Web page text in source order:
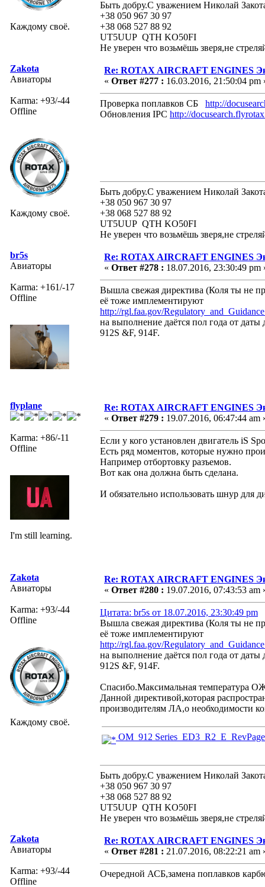
Каждому своё.
Быть добру.С уважением Николай
+38 050 967 30 97
+38 068 527 88 92
UT5UUP QTH KO50FI
Не уверен что возьмёшь зверя,не
Zakota
Авиаторы
Karma: +93/-44
Offline
Каждому своё.
Re: ROTAX AIRCRAFT ENGINES
« Ответ #277 : 16.03.2016, 21:50:04 pm
Проверка поплавков СБ http://
Обновления IPC http://
Быть добру.С уважением Николай
+38 050 967 30 97
+38 068 527 88 92
UT5UUP QTH KO50FI
Не уверен что возьмёшь зверя,не
br5s
Авиаторы
Karma: +161/-17
Offline
Re: ROTAX AIRCRAFT ENGINES
« Ответ #278 : 18.07.2016, 23:30:49 pm
Вышла свежая директива (Коля ты не
её тоже имплементируют
http://rgl.faa.gov/
на выполнение даётся пол года от
912S &F, 914F.
flyplane
Karma: +86/-11
Offline
I'm still learning.
Re: ROTAX AIRCRAFT ENGINES
« Ответ #279 : 19.07.2016, 06:47:44 am
Если у кого установлен двигатель iS
Есть ряд моментов, которые нужно
Например отбортовку разъемов.
Вот как она должна быть сделана.
И обязательно использовать шнур для
Zakota
Авиаторы
Karma: +93/-44
Offline
Каждому своё.
Re: ROTAX AIRCRAFT ENGINES
« Ответ #280 : 19.07.2016, 07:43:53 am
Цитата: br5s от 18.07.2016, 23:30:49 pm
Вышла свежая директива (Коля ты не
её тоже имплементируют
http://rgl.faa.gov/
на выполнение даётся пол года от
912S &F, 914F.
Спасибо.Максимальная температура
Данной директивой,которая
производителям ЛА,о необходимости
OM_912
Быть добру.С уважением Николай
+38 050 967 30 97
+38 068 527 88 92
UT5UUP QTH KO50FI
Не уверен что возьмёшь зверя,не
Zakota
Авиаторы
Karma: +93/-44
Offline
Re: ROTAX AIRCRAFT ENGINES
« Ответ #281 : 21.07.2016, 08:22:21 am
Очередной АСБ,замена поплавков